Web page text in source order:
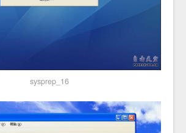
sysprep_16